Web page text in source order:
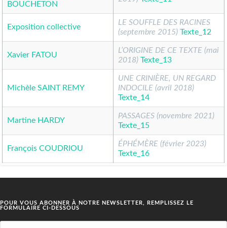
BOUCHETON
Exposition collective
LE SOUFFLE DES RACINES
(septembre 2015) Texte_12
Xavier FATOU
L’ORIGINE DE CE TEXTE (mai
2018) Texte_13
Michèle SAINT REMY
UNE CRINIÈRE, UN REGARD
INDOCILE (avril 2018)
Texte_14
Martine HARDY
PASSAGES (novembre 2021)
Texte_15
François COUDRIOU
ÉPHÉMÈRE (février 2023)
Texte_16
POUR VOUS ABONNER À NOTRE NEWSLETTER, REMPLISSEZ LE
FORMULAIRE CI-DESSOUS